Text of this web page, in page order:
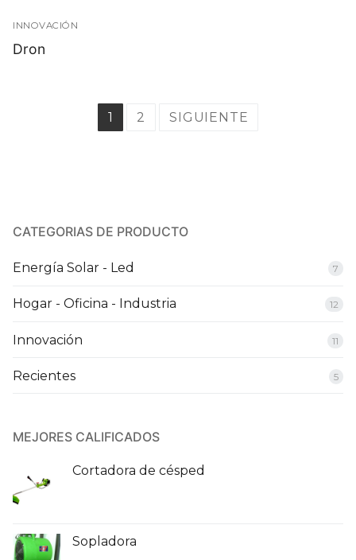
INNOVACIÓN
Dron
Paginación
1 2 SIGUIENTE
CATEGORIAS DE PRODUCTO
Energía Solar - Led 7
Hogar - Oficina - Industria 12
Innovación 11
Recientes 5
MEJORES CALIFICADOS
Cortadora de césped
Sopladora